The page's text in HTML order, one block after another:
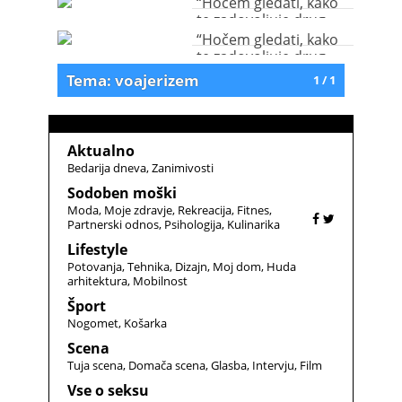
te zadovoljuje drug
moški”
“Hočem gledati, kako
te zadovoljuje drug
moški”
1 / 1
Tema: voajerizem
Aktualno
Bedarija dneva Zanimivosti
Sodoben moški
Moda Moje zdravje Rekreacija Fitnes
Partnerski odnos Psihologija Kulinarika
Lifestyle
Potovanja Tehnika Dizajn Moj dom Huda
arhitektura Mobilnost
Šport
Nogomet Košarka
Scena
Tuja scena Domača scena Glasba Intervju Film
Vse o seksu